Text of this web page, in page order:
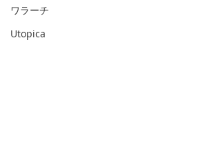
ワラーチ
Utopica